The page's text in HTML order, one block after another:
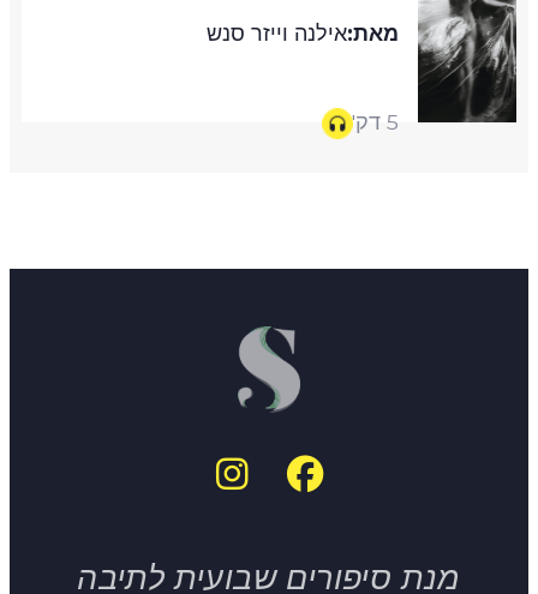
מאת:אילנה וייזר סנש
5 דק'
מנת סיפורים שבועית לתיבה